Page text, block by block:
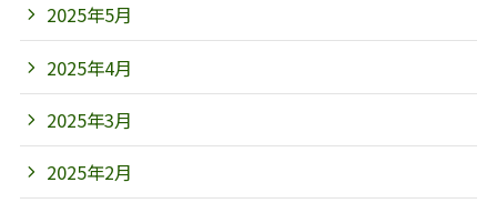
2025年5月
2025年4月
2025年3月
2025年2月